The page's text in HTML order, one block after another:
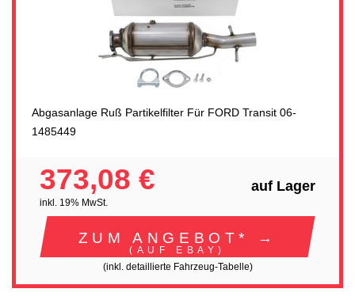
Abgasanlage Ruß Partikelfilter Für FORD Transit 06-
1485449
373,08 €
inkl. 19% MwSt.
auf Lager
ZUM ANGEBOT* →
(AUF EBAY)
(inkl. detaillierte Fahrzeug-Tabelle)